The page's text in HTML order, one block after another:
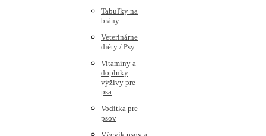
Tabuľky na
brány
Veterinárne
diéty / Psy
Vitamíny a
doplnky
výživy pre
psa
Vodítka pre
psov